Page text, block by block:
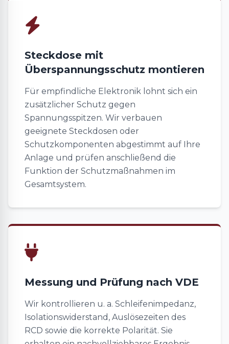
Steckdose mit
Überspannungsschutz montieren
Für empfindliche Elektronik lohnt sich ein
zusätzlicher Schutz gegen
Spannungsspitzen. Wir verbauen
geeignete Steckdosen oder
Schutzkomponenten abgestimmt auf Ihre
Anlage und prüfen anschließend die
Funktion der Schutzmaßnahmen im
Gesamtsystem.
Messung und Prüfung nach VDE
Wir kontrollieren u. a. Schleifenimpedanz,
Isolationswiderstand, Auslösezeiten des
RCD sowie die korrekte Polarität. Sie